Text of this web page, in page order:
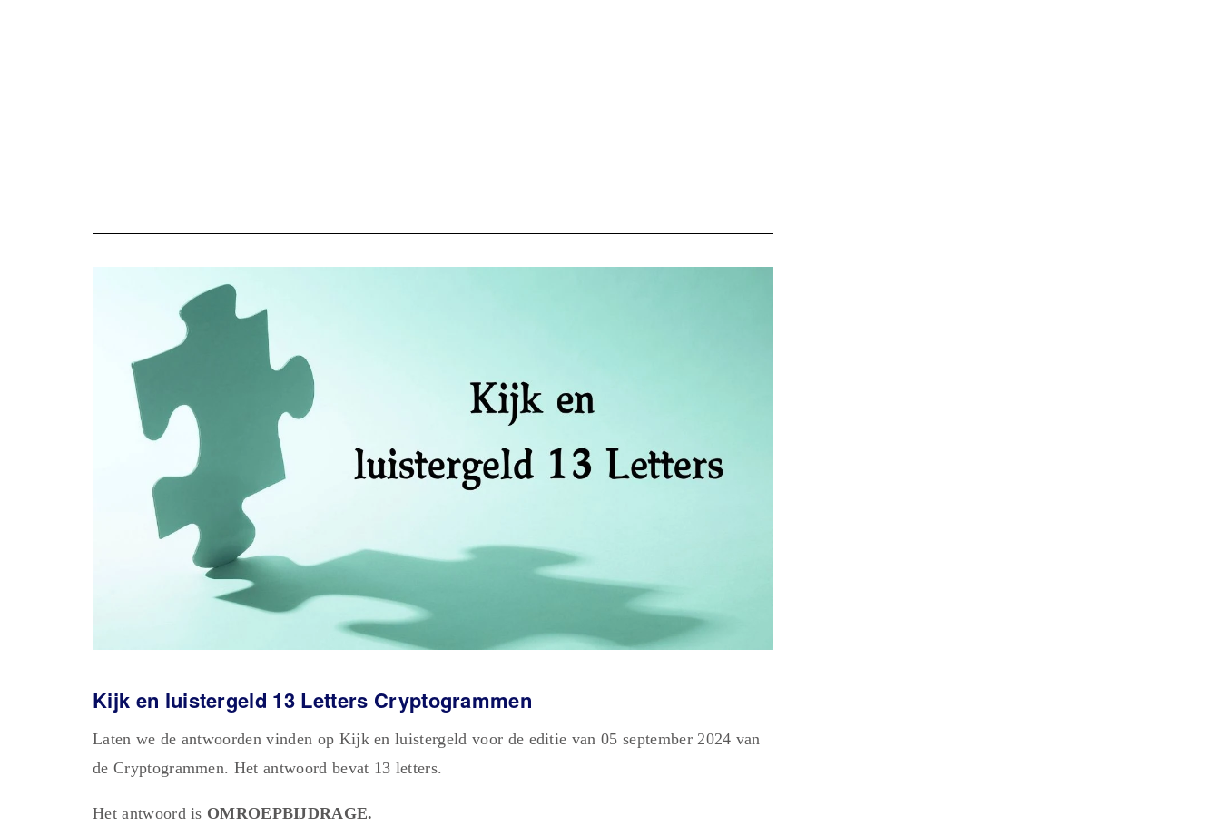
Kijk en luistergeld 13 Letters Cryptogrammen
Laten we de antwoorden vinden op Kijk en luistergeld voor de editie van 05 september 2024 van
de Cryptogrammen. Het antwoord bevat 13 letters.
Het antwoord is OMROEPBĲDRAGE.